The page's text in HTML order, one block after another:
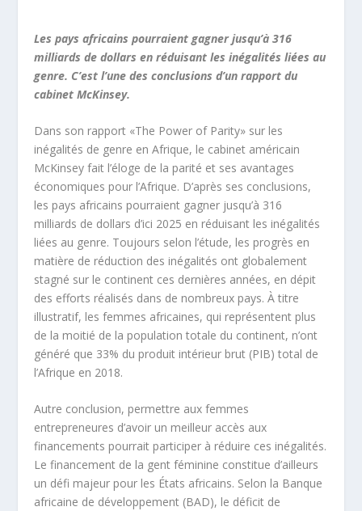
Les pays africains pourraient gagner jusqu’à 316
milliards de dollars en réduisant les inégalités liées au
genre. C’est l’une des conclusions d’un rapport du
cabinet McKinsey.
Dans son rapport «The Power of Parity» sur les
inégalités de genre en Afrique, le cabinet américain
McKinsey fait l’éloge de la parité et ses avantages
économiques pour l’Afrique. D’après ses conclusions,
les pays africains pourraient gagner jusqu’à 316
milliards de dollars d’ici 2025 en réduisant les inégalités
liées au genre. Toujours selon l’étude, les progrès en
matière de réduction des inégalités ont globalement
stagné sur le continent ces dernières années, en dépit
des efforts réalisés dans de nombreux pays. À titre
illustratif, les femmes africaines, qui représentent plus
de la moitié de la population totale du continent, n’ont
généré que 33% du produit intérieur brut (PIB) total de
l’Afrique en 2018.
Autre conclusion, permettre aux femmes
entrepreneures d’avoir un meilleur accès aux
financements pourrait participer à réduire ces inégalités.
Le financement de la gent féminine constitue d’ailleurs
un défi majeur pour les États africains. Selon la Banque
africaine de développement (BAD), le déficit de